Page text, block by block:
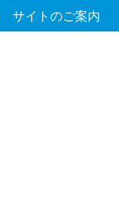
サイトのご案内